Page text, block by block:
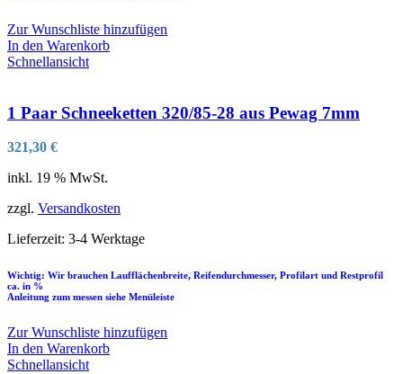
Zur Wunschliste hinzufügen
In den Warenkorb
Schnellansicht
1 Paar Schneeketten 320/85-28 aus Pewag 7mm
321,30 €
inkl. 19 % MwSt.
zzgl. Versandkosten
Lieferzeit: 3-4 Werktage
Wichtig: Wir brauchen Laufflächenbreite, Reifendurchmesser, Profilart und Restprofil
ca. in %
Anleitung zum messen siehe Menüleiste
Zur Wunschliste hinzufügen
In den Warenkorb
Schnellansicht